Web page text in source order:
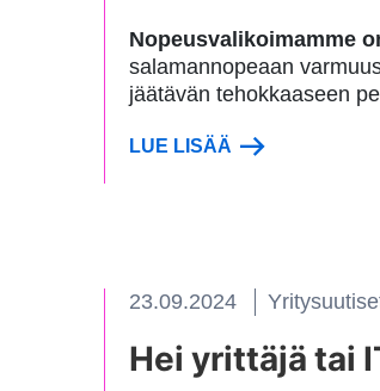
Nopeusvalikoimamme
salamannopeaan
jäätävän tehokkaaseen
LUE LISÄÄ
23.09.2024
Hei yrittäjä tai